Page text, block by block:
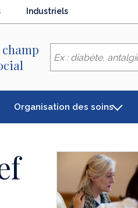
Industriels
Organisation des soins